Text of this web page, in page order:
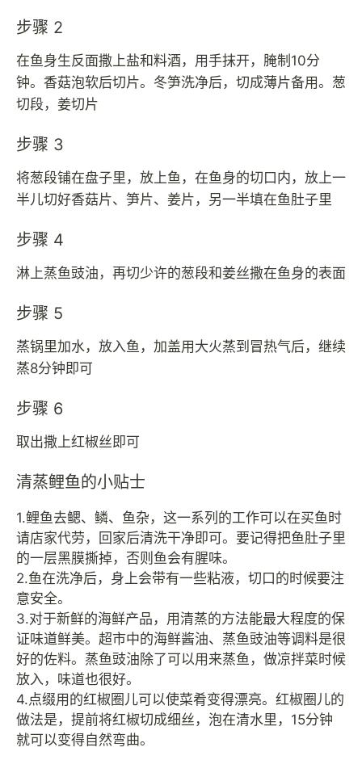
步骤 2
在鱼身生反面撒上盐和料酒，用手抹开，腌制10分
钟。香菇泡软后切片。冬笋洗净后，切成薄片备用。葱
切段，姜切片
步骤 3
将葱段铺在盘子里，放上鱼，在鱼身的切口内，放上一
半儿切好香菇片、笋片、姜片，另一半填在鱼肚子里
步骤 4
淋上蒸鱼豉油，再切少许的葱段和姜丝撒在鱼身的表面
步骤 5
蒸锅里加水，放入鱼，加盖用大火蒸到冒热气后，继续
蒸8分钟即可
步骤 6
取出撒上红椒丝即可
清蒸鲤鱼的小贴士
1.鲤鱼去鳃、鳞、鱼杂，这一系列的工作可以在买鱼时
请店家代劳，回家后清洗干净即可。要记得把鱼肚子里
的一层黑膜撕掉，否则鱼会有腥味。
2.鱼在洗净后，身上会带有一些粘液，切口的时候要注
意安全。
3.对于新鲜的海鲜产品，用清蒸的方法能最大程度的保
证味道鲜美。超市中的海鲜酱油、蒸鱼豉油等调料是很
好的佐料。蒸鱼豉油除了可以用来蒸鱼，做凉拌菜时候
放入，味道也很好。
4.点缀用的红椒圈儿可以使菜肴变得漂亮。红椒圈儿的
做法是，提前将红椒切成细丝，泡在清水里，15分钟
就可以变得自然弯曲。